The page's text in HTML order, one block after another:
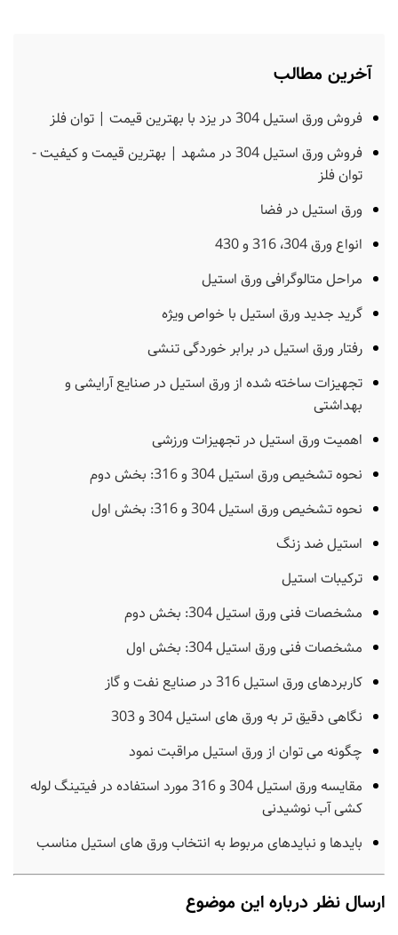
آخرین مطالب
فروش ورق استیل 304 در یزد با بهترین قیمت | توان فلز
فروش ورق استیل 304 در مشهد | بهترین قیمت و کیفیت -
توان فلز
ورق استیل در فضا
انواع ورق 304، 316 و 430
مراحل متالوگرافی ورق استیل
گرید جدید ورق استیل با خواص ویژه
رفتار ورق استیل در برابر خوردگی تنشی
تجهیزات ساخته شده از ورق استیل در صنایع آرایشی و
بهداشتی
اهمیت ورق استیل در تجهیزات ورزشی
نحوه تشخیص ورق استیل 304 و 316: بخش دوم
نحوه تشخیص ورق استیل 304 و 316: بخش اول
استیل ضد زنگ
ترکیبات استیل
مشخصات فنی ورق استیل 304: بخش دوم
مشخصات فنی ورق استیل 304: بخش اول
کاربردهای ورق استیل 316 در صنایع نفت و گاز
نگاهی دقیق تر به ورق های استیل 304 و 303
چگونه می توان از ورق استیل مراقبت نمود
مقایسه ورق استیل 304 و 316 مورد استفاده در فیتینگ لوله
کشی آب نوشیدنی
بایدها و نبایدهای مربوط به انتخاب ورق های استیل مناسب
ارسال نظر درباره این موضوع